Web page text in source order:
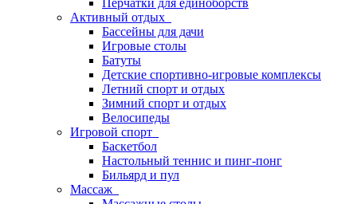
Перчатки для единоборств
Активный отдых
Бассейны для дачи
Игровые столы
Батуты
Детские спортивно-игровые комплексы
Летний спорт и отдых
Зимний спорт и отдых
Велосипеды
Игровой спорт
Баскетбол
Настольный теннис и пинг-понг
Бильярд и пул
Массаж